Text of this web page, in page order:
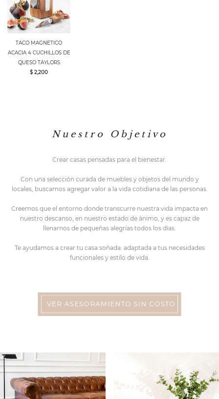
TACO MAGNETICO
ACACIA 4 CUCHILLOS DE
QUESO TAYLORS
$ 2,200
N u e s t r o O b j e t i v o
Crear casas pensadas para el bienestar.
Con una selección curada de muebles y objetos del mundo y
locales, buscamos agregar valor a la vida cotidiana de las personas.
Creemos que el entorno donde transcurre nuestra vida impacta en
nuestro descanso, en nuestro estado de ánimo, y es capaz de
llenarnos de pequeñas alegrías todos los días.
Te ayudamos a crear tu casa soñada: adaptada a tus necesidades
funcionales y estilo de vida.